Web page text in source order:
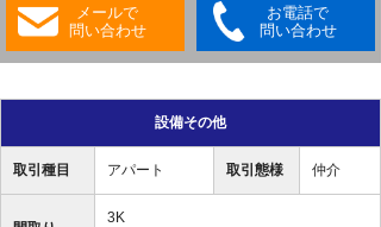
メールで
問い合わせ
お電話で
問い合わせ
設備その他
取引種目 アパート 取引態様 仲介
3K